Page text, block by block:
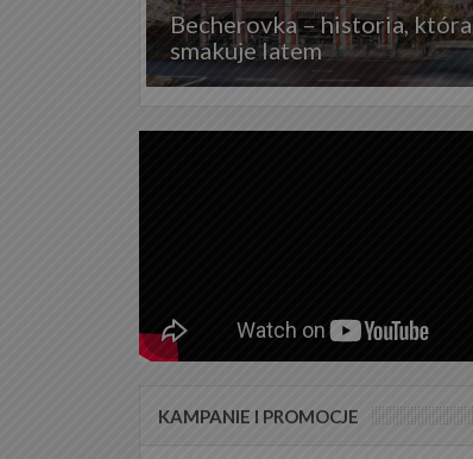
Becherovka – historia, która
smakuje latem
KAMPANIE I PROMOCJE